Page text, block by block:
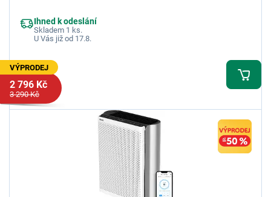
Ihned k odeslání
Skladem 1 ks.
U Vás již od 17.8.
VÝPRODEJ
2 796 Kč
3 290 Kč